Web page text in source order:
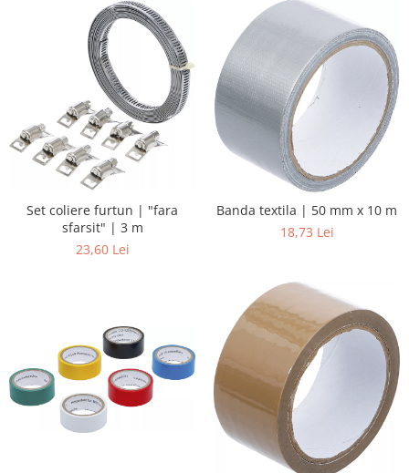
Set coliere furtun | "fara
sfarsit" | 3 m
23,60 Lei
Banda textila | 50 mm x 10 m
18,73 Lei